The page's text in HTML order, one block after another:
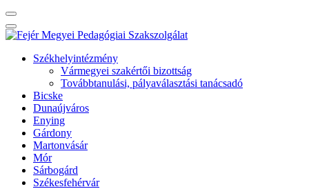
Székhelyintézmény
Vármegyei szakértői bizottság
Továbbtanulási, pályaválasztási tanácsadó
Bicske
Dunaújváros
Enying
Gárdony
Martonvásár
Mór
Sárbogárd
Székesfehérvár